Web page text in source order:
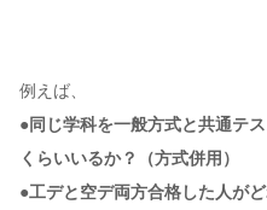
例えば、
●同じ学科を一般方式と共通テ
くらいいるか？（方式併用）
●工デと空デ両方合格した人が